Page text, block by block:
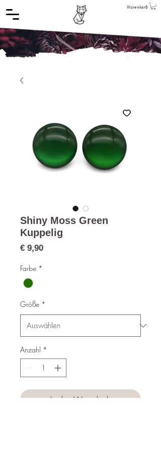
Warenkorb
Shiny Moss Green
Kuppelig
€ 9,90Preis
Farbe *
Größe *
Anzahl *
In den Warenkorb